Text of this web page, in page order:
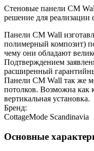
Стеновые панели CM
решение для реализации
Панели CM Wall
полимерный композит)
чему они обладают
Подтверждением
расширенный
Панели CM Wall так же
потолков. Возможна как
вертикальная установка.
Бренд:
CottageMode Scandinavia
Основные